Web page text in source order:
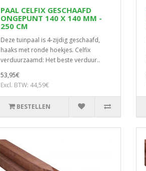
PAAL CELFIX GESCHAAFD
ONGEPUNT 140 X 140 MM -
250 CM
Deze tuinpaal is 4-zijdig geschaafd,
haaks met ronde hoekjes. Celfix
verduurzaamd: Het beste verduur..
53,95€
Excl. BTW: 44,59€
BESTELLEN